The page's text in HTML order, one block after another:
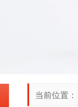
当前位置：